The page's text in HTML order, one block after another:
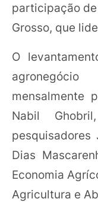
participação
Grosso, que
O
mensalmente
Nabil
Dias
Economia
Agricultura e